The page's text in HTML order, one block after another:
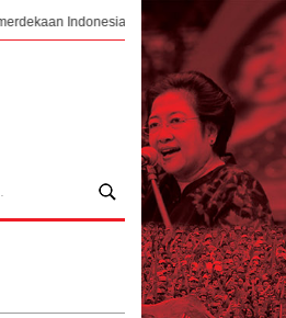
Mengorkestrasi Faksi,